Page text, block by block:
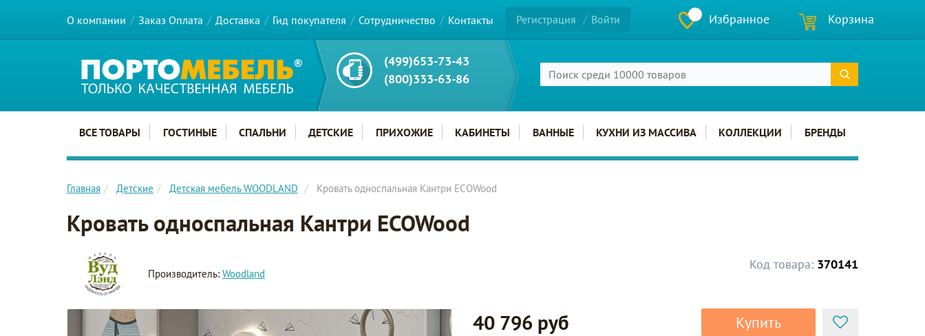
О компании Заказ Оплата Доставка Гид покупателя Сотрудничество Контакты Регистрация Войти Избранное Корзина
(499)653-73-43
(800)333-63-86
Главное меню сайта
ВСЕ ТОВАРЫ ГОСТИНЫЕ СПАЛЬНИ ДЕТСКИЕ ПРИХОЖИЕ КАБИНЕТЫ ВАННЫЕ КУХНИ ИЗ МАССИВА КОЛЛЕКЦИИ БРЕНДЫ
Главная Детские Детская мебель WOODLAND Кровать односпальная Кантри ECOWood
Кровать односпальная Кантри ECOWood
Код товара: 370141
Производитель: Woodland
40 796 руб Купить